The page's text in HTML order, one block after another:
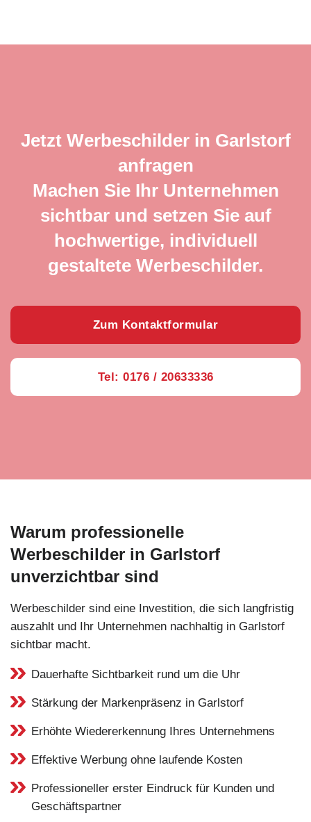
Jetzt Werbeschilder in Garlstorf
anfragen
Machen Sie Ihr Unternehmen
sichtbar und setzen Sie auf
hochwertige, individuell
gestaltete Werbeschilder.
Zum Kontaktformular
Tel: 0176 / 20633336
Warum professionelle
Werbeschilder in Garlstorf
unverzichtbar sind
Werbeschilder sind eine Investition, die sich langfristig
auszahlt und Ihr Unternehmen nachhaltig in Garlstorf
sichtbar macht.
Dauerhafte Sichtbarkeit rund um die Uhr
Stärkung der Markenpräsenz in Garlstorf
Erhöhte Wiedererkennung Ihres Unternehmens
Effektive Werbung ohne laufende Kosten
Professioneller erster Eindruck für Kunden und
Geschäftspartner